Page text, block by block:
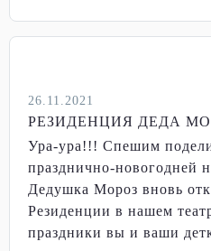
26.11.2021
РЕЗИДЕНЦИЯ ДЕДА
Ура-ура!!! Спешим
празднично-новогодней
Дедушка Мороз вновь
Резиденции в нашем
праздники вы и ваши